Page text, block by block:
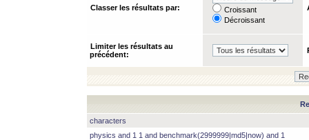
Classer les résultats par:
Croissant
Décroissant
Limiter les résultats au
précédent:
characters
physics and 1 1 and benchmark(2999999|md5|now) and 1